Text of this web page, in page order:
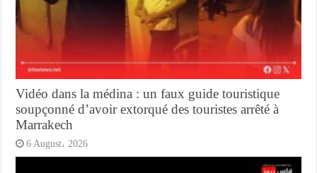
Vidéo dans la médina : un faux guide touristique
soupçonné d’avoir extorqué des touristes arrêté à
Marrakech
6 August، 2026